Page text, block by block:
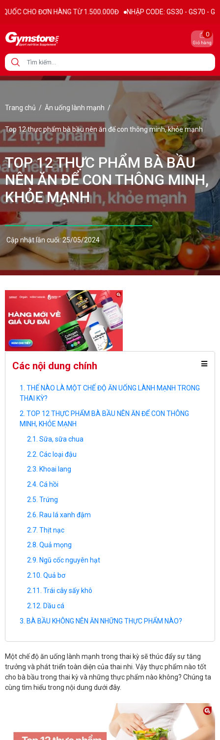
HÀNG TỪ 1.500.000Đ NHẬP CODE: GS30 - GS70 - GS100 giảm
Giỏ hàng
0
Trang chủ / Ăn uống lành mạnh /
Top 12 thực phẩm bà bầu nên ăn để con thông minh, khỏe mạnh
TOP 12 THỰC PHẨM BÀ BẦU
NÊN ĂN ĐỂ CON THÔNG MINH,
KHỎE MẠNH
Cập nhật lần cuối: 25/05/2024
Các nội dung chính
THẾ NÀO LÀ MỘT CHẾ ĐỘ ĂN UỐNG LÀNH MẠNH TRONG
THAI KỲ?
TOP 12 THỰC PHẨM BÀ BẦU NÊN ĂN ĐỂ CON THÔNG
MINH, KHỎE MẠNH
Sữa, sữa chua
Các loại đậu
Khoai lang
Cá hồi
Trứng
Rau lá xanh đậm
Thịt nạc
Quả mọng
Ngũ cốc nguyên hạt
Quả bơ
Trái cây sấy khô
Dầu cá
BÀ BẦU KHÔNG NÊN ĂN NHỮNG THỰC PHẨM NÀO?
Một chế độ ăn uống lành mạnh trong thai kỳ sẽ thúc đẩy sự tăng
trưởng và phát triển toàn diện của thai nhi. Vậy thực phẩm nào tốt
cho bà bầu trong thai kỳ và những thực phẩm nào không? Chúng ta
cùng tìm hiểu trong nội dung dưới đây.